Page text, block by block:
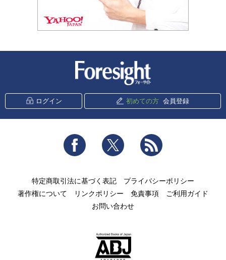
ログイン 初めての方 会員登録
Facebook Twitter
特定商取引法に基づく表記
プライバシーポリシー
著作権について
リンクポリシー 免責事項
ご利用ガイド
お問い合わせ